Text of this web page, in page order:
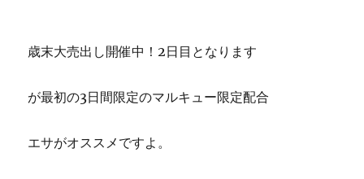
歳末大売出し開催中！2日目となります
が最初の3日間限定のマルキュー限定配合
エサがオススメですよ。